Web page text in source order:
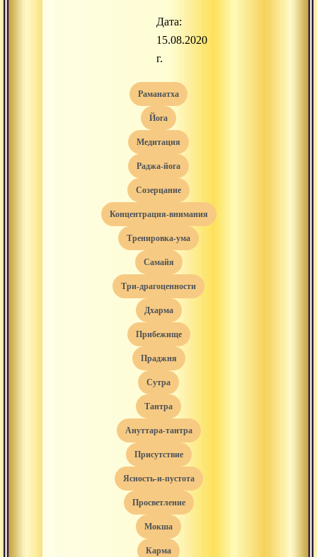
Дата:
15.08.2020
г.
раманатха
йога
медитация
раджа-йога
созерцание
концентрация-внимания
тренировка-ума
самайя
три-драгоценности
дхарма
прибежище
праджня
сутра
тантра
ануттара-тантра
присутствие
ясность-и-пустота
просветление
мокша
карма